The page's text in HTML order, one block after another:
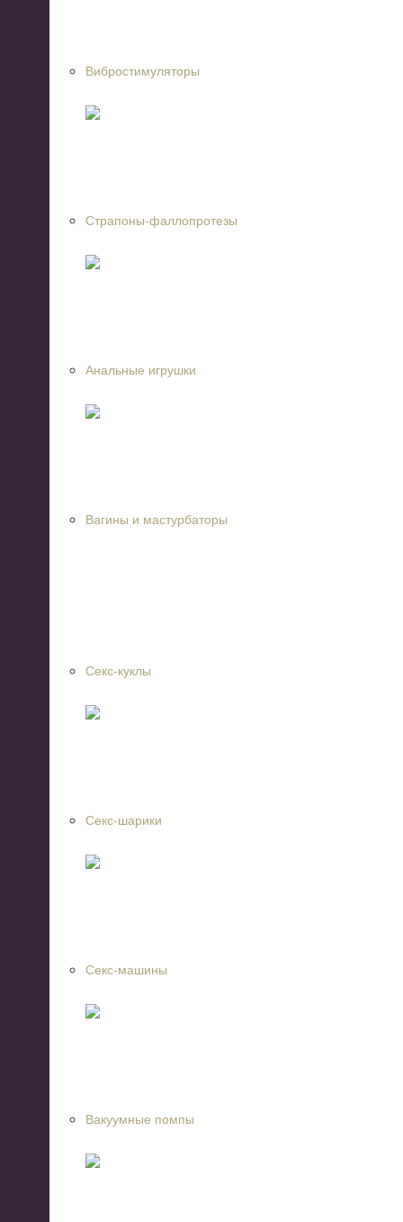
Вибростимуляторы
Страпоны-фаллопротезы
Анальные игрушки
Вагины и мастурбаторы
Секс-куклы
Секс-шарики
Секс-машины
Вакуумные помпы